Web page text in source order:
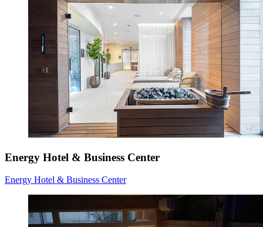
Energy Hotel & Business Center
Energy Hotel & Business Center